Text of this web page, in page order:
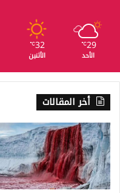
29
℃
الأحد
32
℃
الأثنين
أخر المقالات